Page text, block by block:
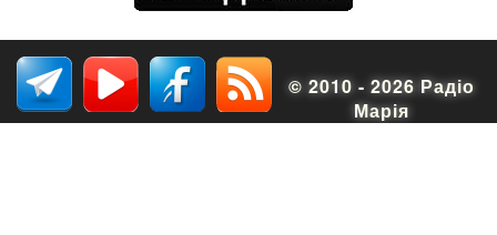
© 2010 - 2026 Радіо
Марія